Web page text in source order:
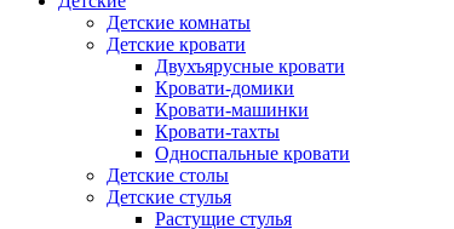
Детские комнаты
Детские кровати
Двухъярусные кровати
Кровати-домики
Кровати-машинки
Кровати-тахты
Односпальные кровати
Детские столы
Детские стулья
Растущие стулья